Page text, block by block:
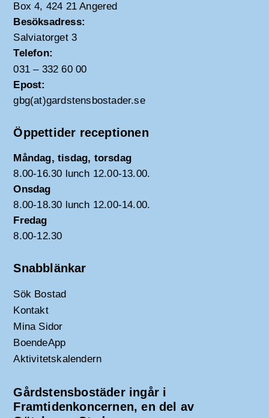
Box 4, 424 21 Angered
Besöksadress:
Salviatorget 3
Telefon:
031 – 332 60 00
Epost:
gbg(at)gardstensbostader.se
Öppettider receptionen
Måndag, tisdag, torsdag
8.00-16.30 lunch 12.00-13.00.
Onsdag
8.00-18.30 lunch 12.00-14.00.
Fredag
8.00-12.30
Snabblänkar
Sök Bostad
Kontakt
Mina Sidor
BoendeApp
Aktivitetskalendern
Gårdstensbostäder ingår i
Framtidenkoncernen, en del av